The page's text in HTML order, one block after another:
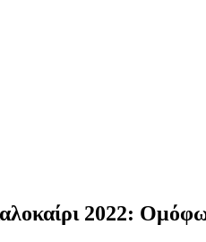
2022: